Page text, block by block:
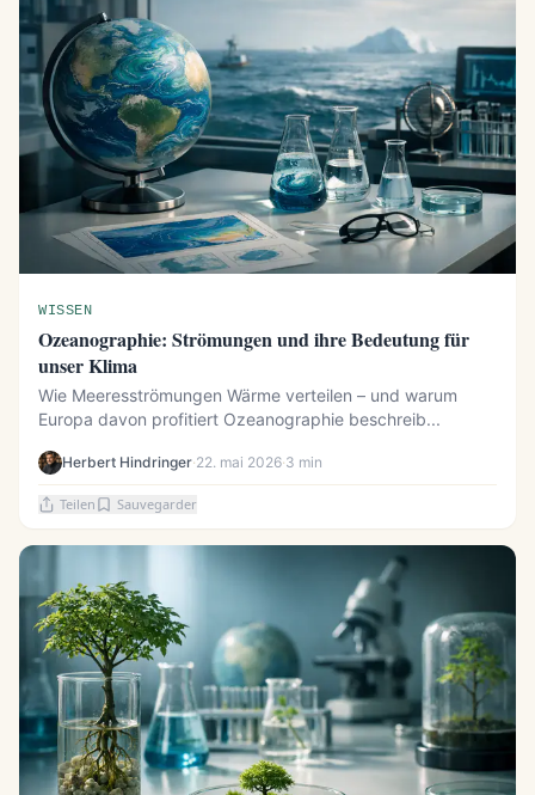
WISSEN
Ozeanographie: Strömungen und ihre Bedeutung für
unser Klima
Wie Meeresströmungen Wärme verteilen – und warum
Europa davon profitiert Ozeanographie beschreib...
Herbert Hindringer·22. mai 2026·3 min
Teilen Sauvegarder